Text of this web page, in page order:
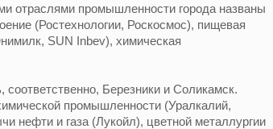
отраслями промышленности города названы
(Ростехнологии, Роскосмос), пищевая
SUN Inbev), химическая
Березники и Соликамск.
промышленности (Уралкалий,
нефти и газа (Лукойл), цветной металлургии